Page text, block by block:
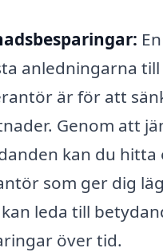
anledningarna
är för att
Genom att
kan du hitta
som ger dig
leda till
över tid.